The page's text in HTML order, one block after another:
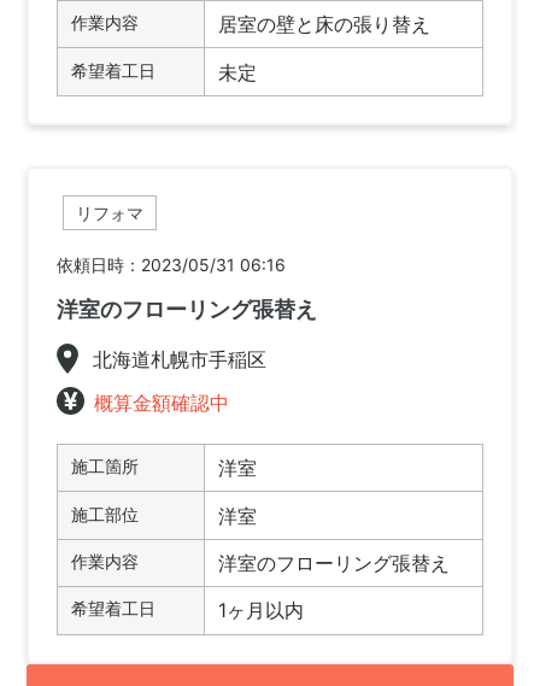
作業内容 居室の壁と床の張り替え
希望着工日 未定
リフォマ
依頼日時：2023/05/31 06:16
洋室のフローリング張替え
北海道札幌市手稲区
概算金額確認中
施工箇所 洋室
施工部位 洋室
作業内容 洋室のフローリング張替え
希望着工日 1ヶ月以内